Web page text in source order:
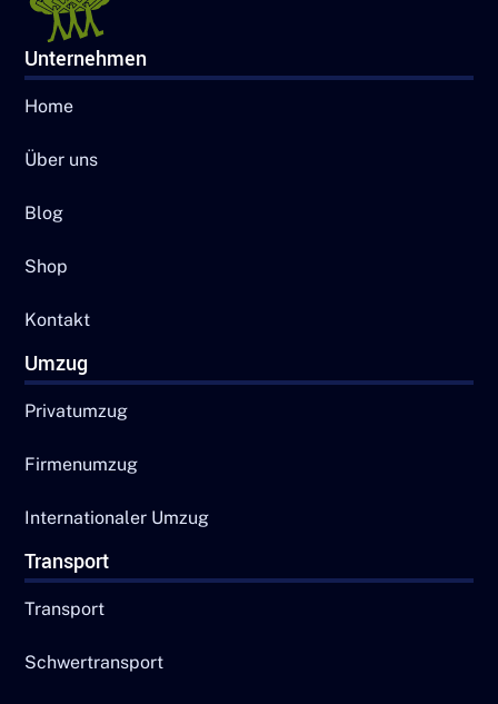
Unternehmen
Home
Über uns
Blog
Shop
Kontakt
Umzug
Privatumzug
Firmenumzug
Internationaler Umzug
Transport
Transport
Schwertransport